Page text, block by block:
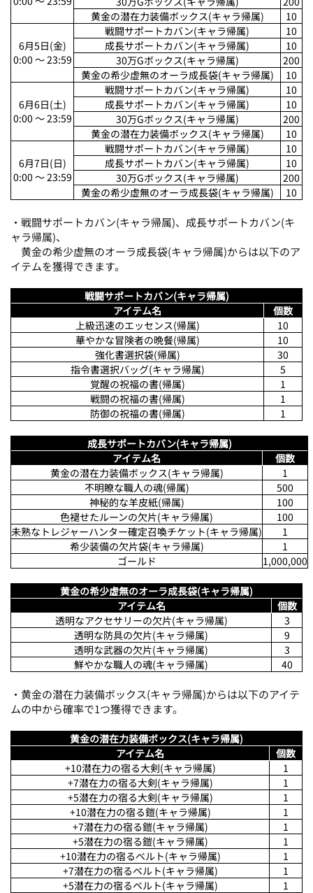
黄金の潜在力装備ボックス(キャラ帰属)
10
6月5日(金)
0:00 ～ 23:59
戦闘サポートカバン(キャラ帰属)
10
成長サポートカバン(キャラ帰属)
10
30万Gボックス(キャラ帰属)
200
黄金の希少虚無のオーラ成長袋(キャラ帰属)
10
6月6日(土)
0:00 ～ 23:59
戦闘サポートカバン(キャラ帰属)
10
成長サポートカバン(キャラ帰属)
10
30万Gボックス(キャラ帰属)
200
黄金の潜在力装備ボックス(キャラ帰属)
10
6月7日(日)
0:00 ～ 23:59
戦闘サポートカバン(キャラ帰属)
10
成長サポートカバン(キャラ帰属)
10
30万Gボックス(キャラ帰属)
200
黄金の希少虚無のオーラ成長袋(キャラ帰属)
10
・戦闘サポートカバン(キャラ帰属)、成長サポートカバン(キ
ャラ帰属)、
黄金の希少虚無のオーラ成長袋(キャラ帰属)からは以下のア
イテムを獲得できます。
戦闘サポートカバン(キャラ帰属)
アイテム名
個数
上級迅速のエッセンス(帰属)
10
華やかな冒険者の晩餐(帰属)
10
強化書選択袋(帰属)
30
指令書選択バッグ(キャラ帰属)
5
覚醒の祝福の書(帰属)
1
戦闘の祝福の書(帰属)
1
防御の祝福の書(帰属)
1
成長サポートカバン(キャラ帰属)
アイテム名
個数
黄金の潜在力装備ボックス(キャラ帰属)
1
不明瞭な職人の魂(帰属)
500
神秘的な羊皮紙(帰属)
100
色褪せたルーンの欠片(キャラ帰属)
100
未熟なトレジャーハンター確定召喚チケット(キャラ帰属)
1
希少装備の欠片袋(キャラ帰属)
1
ゴールド
1,000,000
黄金の希少虚無のオーラ成長袋(キャラ帰属)
アイテム名
個数
透明なアクセサリーの欠片(キャラ帰属)
3
透明な防具の欠片(キャラ帰属)
9
透明な武器の欠片(キャラ帰属)
3
鮮やかな職人の魂(キャラ帰属)
40
・黄金の潜在力装備ボックス(キャラ帰属)からは以下のアイテ
ムの中から確率で1つ獲得できます。
黄金の潜在力装備ボックス(キャラ帰属)
アイテム名
個数
+10潜在力の宿る大剣(キャラ帰属)
1
+7潜在力の宿る大剣(キャラ帰属)
1
+5潜在力の宿る大剣(キャラ帰属)
1
+10潜在力の宿る鎧(キャラ帰属)
1
+7潜在力の宿る鎧(キャラ帰属)
1
+5潜在力の宿る鎧(キャラ帰属)
1
+10潜在力の宿るベルト(キャラ帰属)
1
+7潜在力の宿るベルト(キャラ帰属)
1
+5潜在力の宿るベルト(キャラ帰属)
1